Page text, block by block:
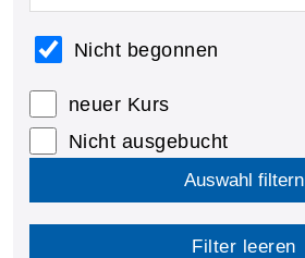
Nicht begonnen
neuer Kurs
Nicht ausgebucht
Auswahl filtern
Filter leeren